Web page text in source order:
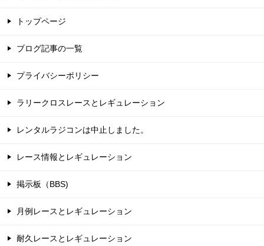
トップページ
ブログ記事の一覧
プライバシーポリシー
ラリークロスレースとレギュレーション
レンタルラジコンは中止しました。
レース情報とレギュレーション
掲示板（BBS)
月例レースとレギュレーション
耐久レースとレギュレーション